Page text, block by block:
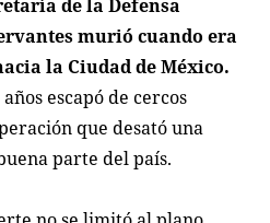
de la Defensa
murió cuando era
la Ciudad de México.
escapó de cercos
que desató una
parte del país.